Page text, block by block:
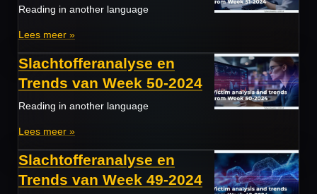
Reading in another language
Lees meer »
Slachtofferanalyse en
Trends van Week 50-2024
Reading in another language
Lees meer »
Slachtofferanalyse en
Trends van Week 49-2024